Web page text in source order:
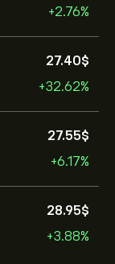
+2.76%
27.40‎$‎
+32.62%
27.55‎$‎
+6.17%
28.95‎$‎
+3.88%